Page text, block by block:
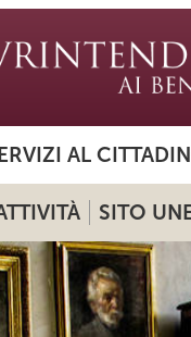
AL
SITO